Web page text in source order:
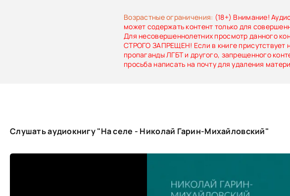
Возрастные ограничения: (18+) Внимание!
может содержать контент только для
Для несовершеннолетних просмотр данного
СТРОГО ЗАПРЕЩЕН! Если в книге присутствует
пропаганды ЛГБТ и другого, запрещенного
просьба написать на почту для удаления
Слушать аудиокнигу "На селе - Николай Гарин-Михайловский"